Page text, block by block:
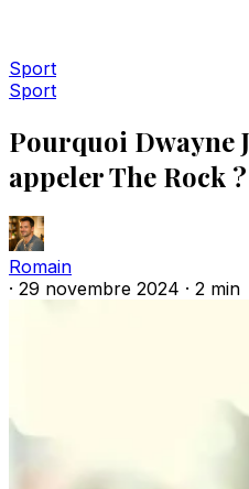
Sport
Sport
Pourquoi Dwayne
appeler The Rock ?
Romain
· 29 novembre 2024 · 2 min